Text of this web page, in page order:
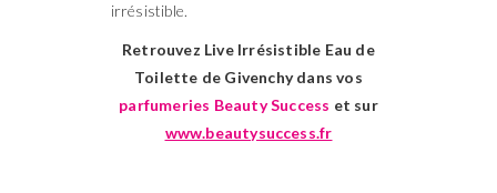
irrésistible.
Retrouvez Live Irrésistible Eau de
Toilette de Givenchy dans vos
parfumeries Beauty Success et sur
www.beautysuccess.fr